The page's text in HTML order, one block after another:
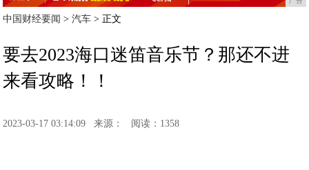
中国财经要闻 >汽车 > 正文
要去2023海口迷笛音乐节？那还不进
来看攻略！！
2023-03-17 03:14:09 来源： 阅读：1358